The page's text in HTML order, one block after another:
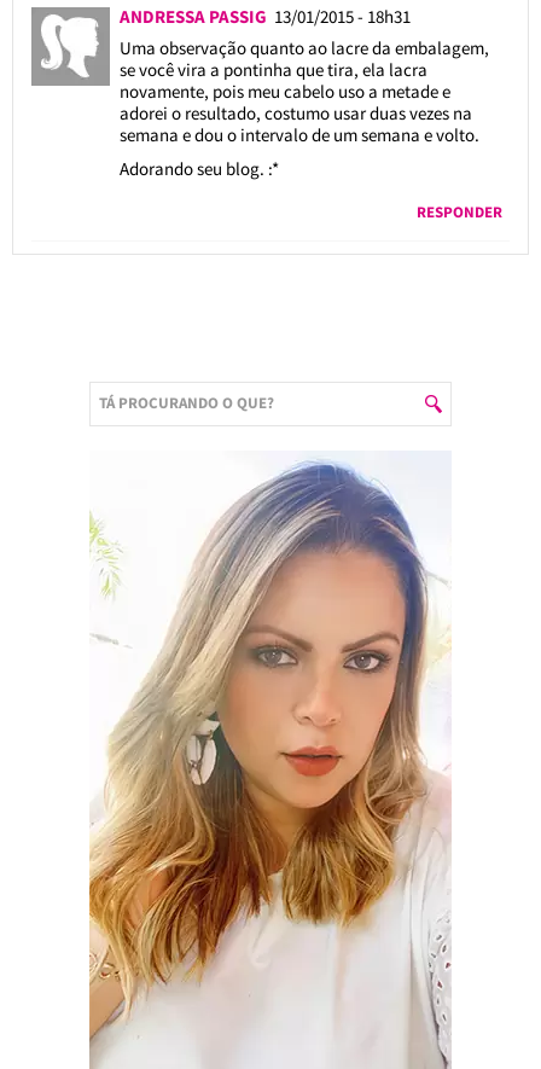
ANDRESSA PASSIG 13/01/2015 - 18h31
Uma observação quanto ao lacre da embalagem,
se você vira a pontinha que tira, ela lacra
novamente, pois meu cabelo uso a metade e
adorei o resultado, costumo usar duas vezes na
semana e dou o intervalo de um semana e volto.
Adorando seu blog. :*
RESPONDER